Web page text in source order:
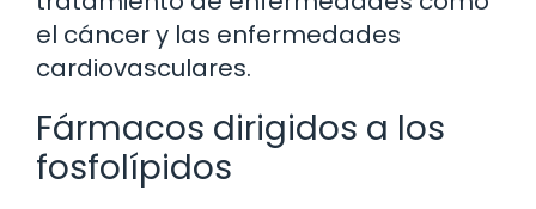
el cáncer y las enfermedades
cardiovasculares.
Fármacos dirigidos a los
fosfolípidos